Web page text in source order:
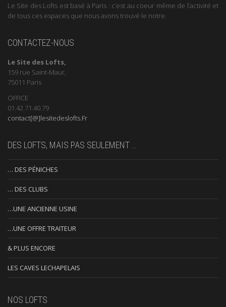
Le Site des Lofts est basé à Paris : c’est au coeur même de l’activité et
de tous ces espaces que nous avons trouvé le notre.
CONTACTEZ-NOUS
Le Site des Lofts,
159 rue Saint-Maur,
75011 Paris
OFFICE
01.42.71.40.79
contact[@]lesitedeslofts.Fr
DES LOFTS, MAIS PAS SEULEMENT …
… DES PÉNICHES
… DES CLUBS
…UNE ANCIENNE USINE
…UNE OFFRE TRAITEUR
& PLUS ENCORE
LES CAVES LECHAPELAIS
NOS LOFTS